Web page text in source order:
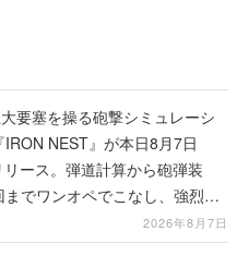
要塞を操る砲撃シミュレーシ
IRON NEST』が本日8月7日
ース。弾道計算から砲弾装
でワンオペでこなし、強烈な
ませるロマンある作品2026年8月7日